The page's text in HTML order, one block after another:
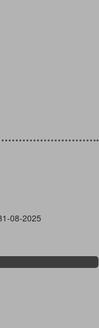
08-2025